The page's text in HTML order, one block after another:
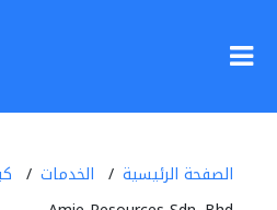
الصفحة الرئيسية الخدمات